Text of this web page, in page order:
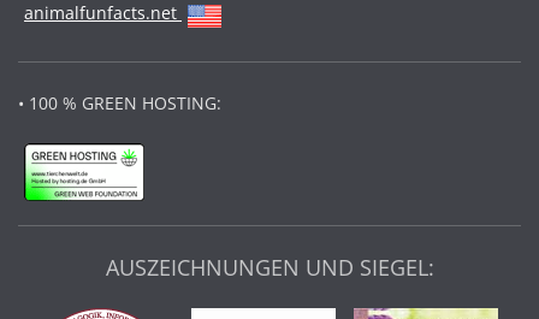
animalfunfacts.net
• 100 % GREEN HOSTING:
AUSZEICHNUNGEN UND SIEGEL: